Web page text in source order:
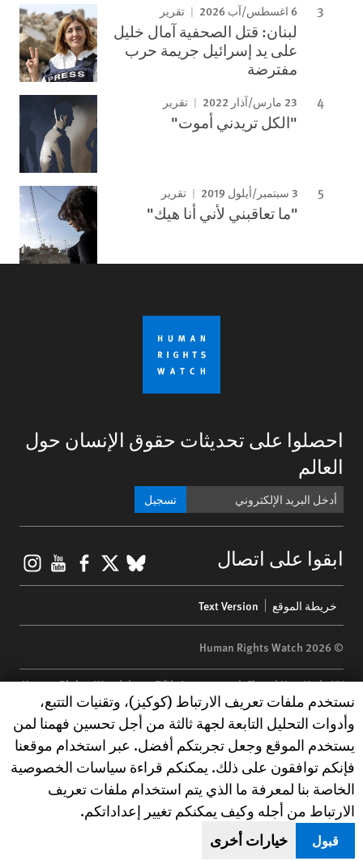
6 اغسطس/آب 2026 تقرير
لبنان: قتل الصحفية آمال خليل
على يد إسرائيل جريمة حرب
مفترضة
23 مارس/آذار 2022 تقرير
"الكل تريدني أموت"
3 سبتمبر/أيلول 2019 تقرير
"ما تعاقبني لأني أنا هيك"
احصلوا على تحديثات حقوق الإنسان حول
العالم
تسجيل
ابقوا على اتصال BlueSky
X
menu
خريطة الموقع Text Version
© 2026 Human Rights Watch
Human Rights Watch| 350 Fifth Avenue, 34th Floor | New York,NY
10118-3299 USA|t 1.212.290.4700
Human Rights Watchis a 501(C)(3) nonprofit registered in the US
under EIN: 13-2875808
Human Rights Watch cookie preferences
نستخدم ملفات تعريف الارتباط (كوكيز)، وتقنيات التتبع،
وأدوات التحليل التابعة لجهة ثالثة من أجل تحسين فهمنا لمن
يستخدم الموقع وجعل تجربتكم أفضل. عبر استخدام موقعنا
فإنكم توافقون على ذلك. يمكنكم قراءة سياسات الخصوصية
الخاصة بنا لمعرفة ما الذي يتم استخدام ملفات تعريف
الارتباط من أجله وكيف يمكنكم تغيير إعداداتكم.
قبول خيارات أخرى